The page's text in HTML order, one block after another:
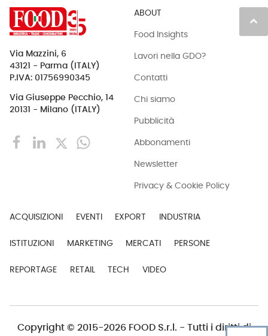
keyboard_arrow_up
Via Mazzini, 6
43121 - Parma (ITALY)
P.IVA: 01756990345
Via Giuseppe Pecchio, 14
20131 - Milano (ITALY)
ABOUT
Food Insights
Lavori nella GDO?
Contatti
Chi siamo
Pubblicità
Abbonamenti
Newsletter
Privacy & Cookie Policy
ACQUISIZIONI EVENTI EXPORT INDUSTRIA
ISTITUZIONI MARKETING MERCATI PERSONE
REPORTAGE RETAIL TECH VIDEO
Copyright © 2015-2026 FOOD S.r.l. - Tutti i diritti di